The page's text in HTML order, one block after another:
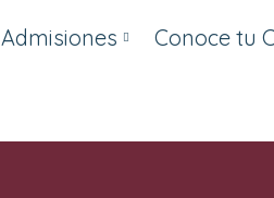
Admisiones Conoce tu